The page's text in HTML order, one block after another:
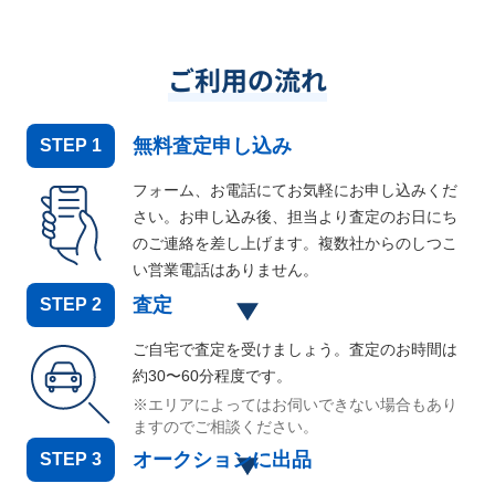
ご利用の流れ
STEP 1 無料査定申し込み
フォーム、お電話にてお気軽にお申し込みくだ
さい。お申し込み後、担当より査定のお日にち
のご連絡を差し上げます。複数社からのしつこ
い営業電話はありません。
STEP 2 査定
ご自宅で査定を受けましょう。査定のお時間は
約30〜60分程度です。
※エリアによってはお伺いできない場合もあり
ますのでご相談ください。
STEP 3 オークションに出品